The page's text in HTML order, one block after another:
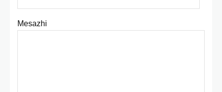
Mesazhi